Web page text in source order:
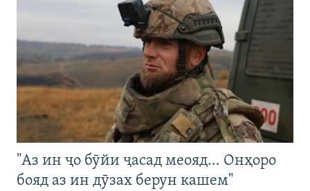
"Аз ин ҷо бӯйи ҷасад меояд… Онҳоро
бояд аз ин дӯзах берун кашем"